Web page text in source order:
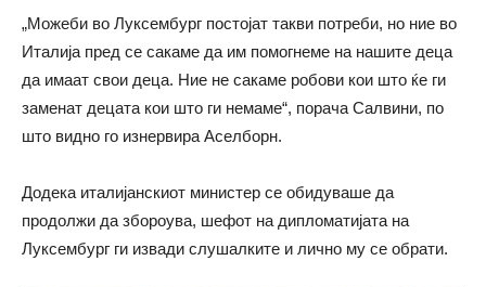
„Можеби во Луксембург постојат такви потреби, но ние во
Италија пред се сакаме да им помогнеме на нашите деца
да имаат свои деца. Ние не сакаме робови кои што ќе ги
заменат децата кои што ги немаме“, порача Салвини, по
што видно го изнервира Аселборн.
Додека италијанскиот министер се обидуваше да
продолжи да збороува, шефот на дипломатијата на
Луксембург ги извади слушалките и лично му се обрати.